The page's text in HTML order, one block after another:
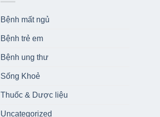
Bệnh mất ngủ
Bệnh trẻ em
Bệnh ung thư
Sống Khoẻ
Thuốc & Dược liệu
Uncategorized